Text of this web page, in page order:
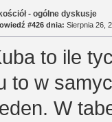
- ogólne dyskusje
#426 dnia: Sierpnia 26,
to ile
to w
W